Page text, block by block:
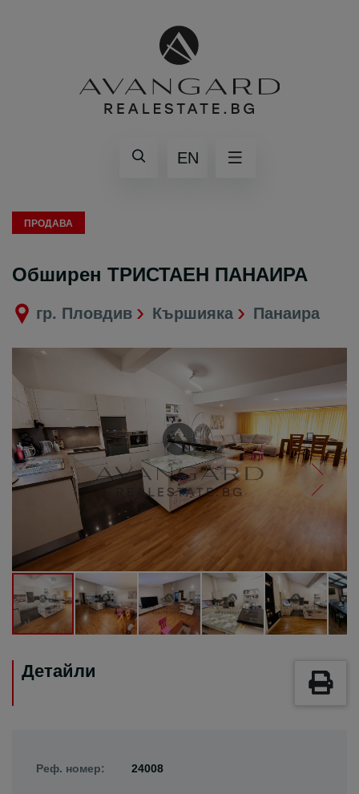
EN
ПРОДАВА
Обширен ТРИСТАЕН ПАНАИРА
гр. Пловдив Кършияка Панаира
Детайли
Реф. номер: 24008